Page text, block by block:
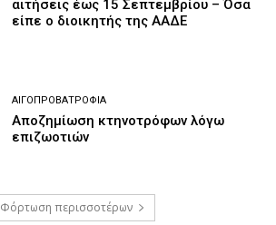
αιτήσεις έως 15 Σεπτεμβρίου – Όσα
είπε ο διοικητής της ΑΑΔΕ
ΑΙΓΟΠΡΟΒΑΤΡΟΦΊΑ
Αποζημίωση κτηνοτρόφων λόγω
επιζωοτιών
Φόρτωση περισσοτέρων